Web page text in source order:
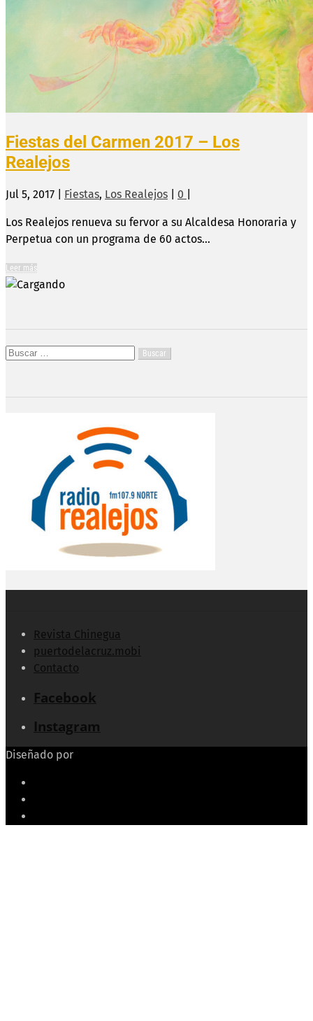
Fiestas del Carmen 2017 – Los
Realejos
Jul 5, 2017 Fiestas, Los Realejos 0
Los Realejos renueva su fervor a su Alcaldesa Honoraria y
Perpetua con un programa de 60 actos...
Leer más
Buscar:
Revista Chinegua
puertodelacruz.mobi
Contacto
Facebook
Instagram
Diseñado por